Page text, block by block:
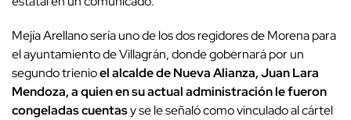
Mejía Arellano sería uno de los dos regidores de Morena para
el ayuntamiento de Villagrán, donde gobernará por un
segundo trienioel alcalde de Nueva Alianza, Juan Lara
Mendoza, a quien en su actual administración le fueron
congeladas cuentasy se le señaló como vinculado al cártel